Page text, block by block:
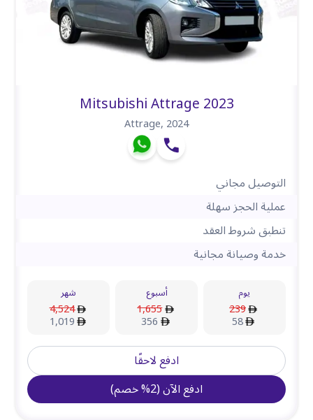
Mitsubishi Attrage 2023
Attrage,2024
التوصيل مجاني
عملية الحجز سهلة
تنطبق شروط العقد
خدمة وصيانة مجانية
يوم
239
58
أسبوع
1,655
356
شهر
4,524
1,019
ادفع لاحقًا
ادفع الآن(
2
%خصم)